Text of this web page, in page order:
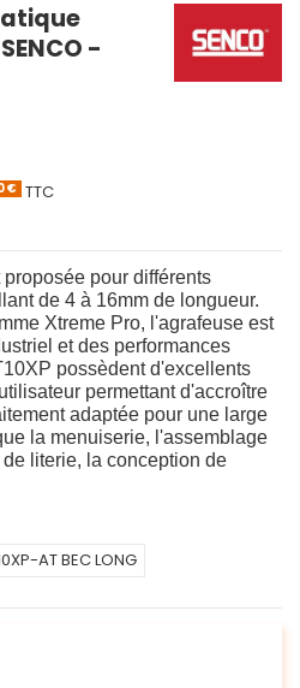
-
€ TTC
pour différents
de 4 à 16mm de longueur.
Xtreme Pro, l'agrafeuse est
et des performances
possèdent d'excellents
permettant d'accroître
adaptée pour une large
la menuiserie, l'assemblage
literie, la conception de
AT BEC LONG